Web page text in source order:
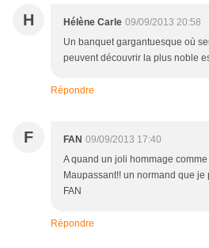
H Hélène Carle 09/09/2013 20:58
Un banquet gargantuesque où
peuvent découvrir la plus noble
Répondre
F FAN 09/09/2013 17:40
A quand un joli hommage
Maupassant!! un normand que je
FAN
Répondre